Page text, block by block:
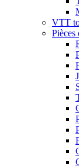
VTT
Pièces